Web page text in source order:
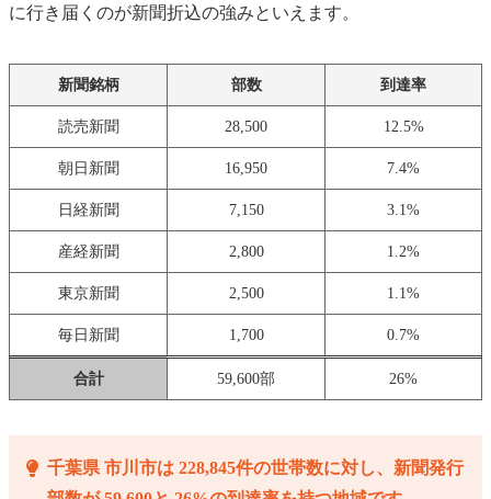
に行き届くのが新聞折込の強みといえます。
新聞銘柄 部数 到達率
読売新聞 28,500 12.5%
朝日新聞 16,950 7.4%
日経新聞 7,150 3.1%
産経新聞 2,800 1.2%
東京新聞 2,500 1.1%
毎日新聞 1,700 0.7%
合計 59,600部 26%
千葉県 市川市は 228,845件の世帯数に対し、新聞発行